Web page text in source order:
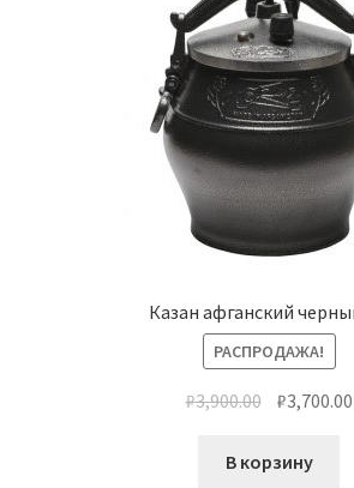
Казан афганский
РАСПРОДАЖА!
₽3,900.00 ₽3,700.00
В корзину